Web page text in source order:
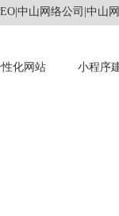
中山网络公司|中山
化网站 小程序